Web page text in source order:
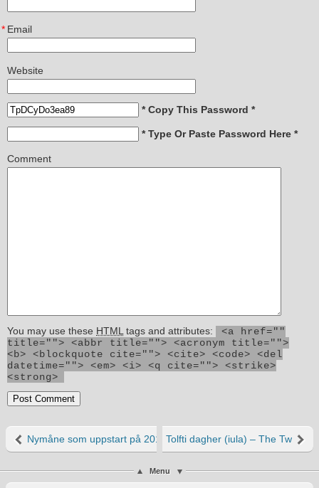
Email
*
Website
* Copy This Password *
* Type Or Paste Password Here *
Comment
You may use these HTML tags and attributes:
<a href=""
title=""> <abbr title=""> <acronym title="">
<b> <blockquote cite=""> <cite> <code> <del
datetime=""> <em> <i> <q cite=""> <strike>
<strong>
Nymåne som uppstart på 2014Tolfti dagher (iula) – The Twelve
Menu